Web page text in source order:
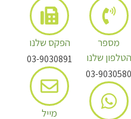
מספר
הטלפון שלנו
03-9030580
הפקס שלנו
03-9030891
מייל